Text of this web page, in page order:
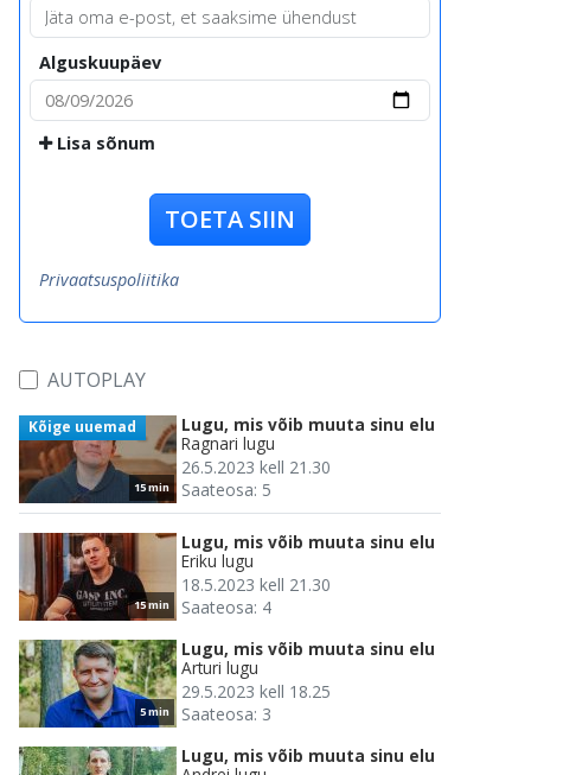
Alguskuupäev
Lisa sõnum
TOETA SIIN
Privaatsuspoliitika
AUTOPLAY
15 min
Kõige uuemad
Lugu, mis võib muuta sinu elu
Ragnari lugu
26.5.2023 kell 21.30
Saateosa: 5
15 min
Lugu, mis võib muuta sinu elu
Eriku lugu
18.5.2023 kell 21.30
Saateosa: 4
5 min
Lugu, mis võib muuta sinu elu
Arturi lugu
29.5.2023 kell 18.25
Saateosa: 3
Lugu, mis võib muuta sinu elu